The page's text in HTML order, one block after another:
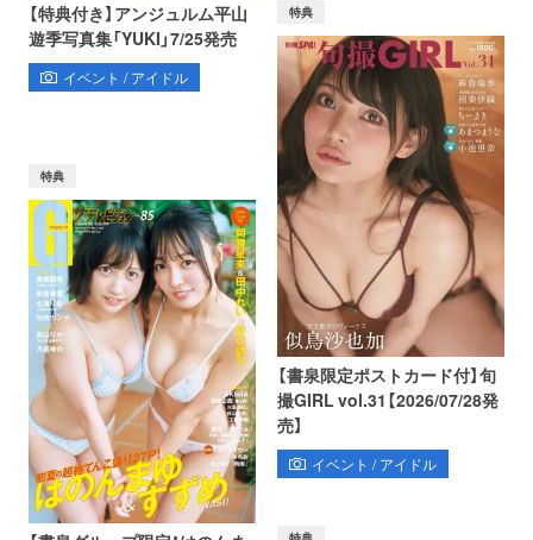
【特典付き】アンジュルム平山
遊季写真集「YUKI」7/25発売
イベント / アイドル
特典
【書泉限定ポストカード付】旬
撮GIRL vol.31【2026/07/28発
売】
イベント / アイドル
特典